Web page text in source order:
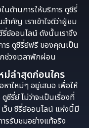
นด้านการให้บริการ ดูซีรี่
คัญ เราเข้าใจดีว่าผู้ชม
รี่ย์ออนไลน์ ดังนั้นเราจึง
าร ดูซีรี่ย์ฟรี ของคุณเป็น
ช่วงเวลาพักผ่อน
ม่ล่าสุดก่อนใคร
าใหม่ๆ อยู่เสมอ เพื่อให้
รี่ย์ ไม่ว่าจะเป็นเรื่องที่
ว็บ ซีรี่ย์ออนไลน์ แห่งนี้มี
รรับชมอย่างแท้จริง